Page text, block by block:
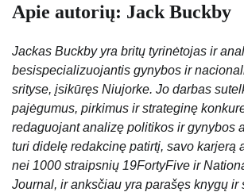
Apie autorių: Jack Buckby
Jackas Buckby yra britų tyrinėtojas ir
besispecializuojantis gynybos ir
srityse, įsikūręs Niujorke. Jo darbas
pajėgumus, pirkimus ir strateginę
redaguojant analizę politikos ir gynybos
turi didelę redakcinę patirtį, savo karjerą
nei 1000 straipsnių 19FortyFive ir
Journal, ir anksčiau yra parašęs knygų ir